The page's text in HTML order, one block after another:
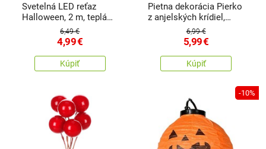
Svetelná LED reťaz
Halloween, 2 m, teplá
biela, na batérie
6,49 €
4,99€
Kúpiť
Pietna dekorácia Pierko
z anjelských krídiel,
polyresin, 16 x 6 x 2 cm
6,99 €
5,99€
Kúpiť
-10%